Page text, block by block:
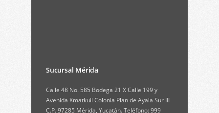
Sucursal Mérida
Calle 48 No. 585 Bodega 21 X Calle 199 y
Avenida Xmatkuil Colonia Plan de Ayala Sur III
C.P. 97285 Mérida, Yucatán. Teléfono: 999